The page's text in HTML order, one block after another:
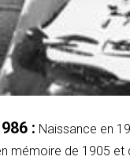
: Naissance en
mémoire de 1905 et